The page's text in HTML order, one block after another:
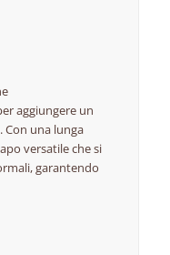
aggiungere un
Con una lunga
versatile che si
garantendo